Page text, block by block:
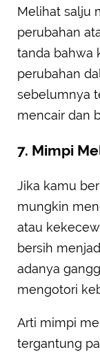
Melihat salju
perubahan
tanda bahwa
perubahan
sebelumnya
mencair dan
7. Mimpi
Jika kamu
mungkin
atau
bersih
adanya
mengotori
Arti mimpi
tergantung